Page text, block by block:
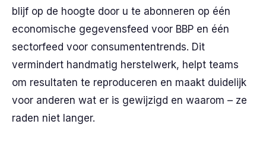
blijf op de hoogte door u te abonneren op één
economische gegevensfeed voor BBP en één
sectorfeed voor consumententrends. Dit
vermindert handmatig herstelwerk, helpt teams
om resultaten te reproduceren en maakt duidelijk
voor anderen wat er is gewijzigd en waarom – ze
raden niet langer.